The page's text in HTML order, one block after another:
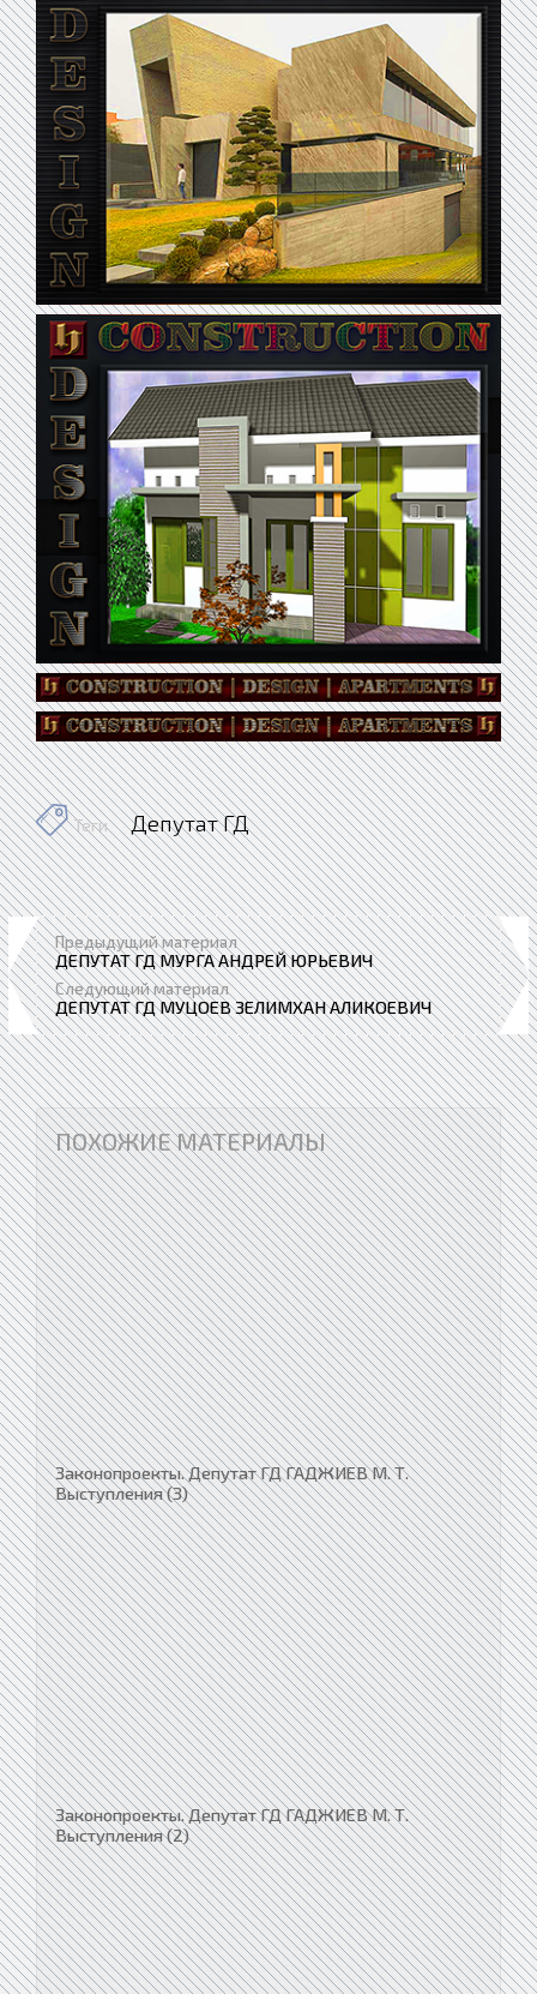
Теги Депутат ГД
Предыдущий материал
ДЕПУТАТ ГД МУРГА АНДРЕЙ ЮРЬЕВИЧ
Следующий материал
ДЕПУТАТ ГД МУЦОЕВ ЗЕЛИМХАН АЛИКОЕВИЧ
ПОХОЖИЕ МАТЕРИАЛЫ
Законопроекты. Депутат ГД ГАДЖИЕВ М. Т.
Выступления (3)
Законопроекты. Депутат ГД ГАДЖИЕВ М. Т.
Выступления (2)